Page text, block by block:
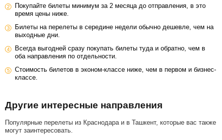
Покупайте билеты минимум за 2 месяца до отправления, в это
время цены ниже.
Билеты на перелеты в середине недели обычно дешевле, чем на
выходные дни.
Всегда выгодней сразу покупать билеты туда и обратно, чем в
оба направления по отдельности.
Стоимость билетов в эконом-классе ниже, чем в первом и бизнес-
классе.
Другие интересные направления
Популярные перелеты из Краснодара и в Ташкент, которые вас также
могут заинтересовать.